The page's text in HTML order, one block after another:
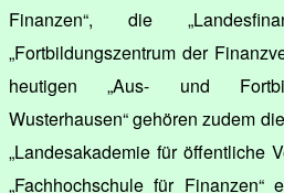
Finanzen“, die
„Fortbildungszentrum der
heutigen „Aus- und
Wusterhausen“ gehören zudem
„Landesakademie für öffentliche
„Fachhochschule für